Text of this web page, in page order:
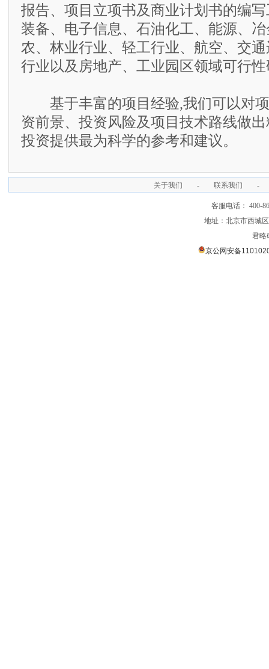
报告、项目立项书及商业计划书的编
装备、电子信息、石油化工、能源、
农、林业行业、轻工行业、航空、交
行业以及房地产、工业园区领域可行
基于丰富的项目经验,我们可以对项
资前景、投资风险及项目技术路线做
投资提供最为科学的参考和建议。
关于我们 - 联系我们 -
客服电话： 400-
地址：北京市西城
君略
京公网安备